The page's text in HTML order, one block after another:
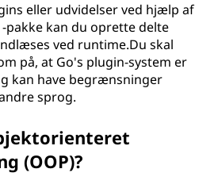
eller udvidelser ved hjælp af
-pakke kan du oprette delte
ved runtime.Du skal
på, at Go's plugin-system er
kan have begrænsninger
sprog.
(OOP)?